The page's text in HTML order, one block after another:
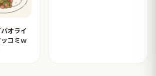
オライ
コミｗ